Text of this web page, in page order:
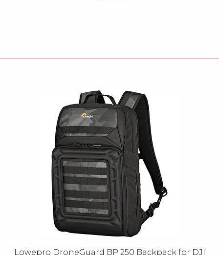
Lowepro DroneGuard BP 250 Backpack for DJI